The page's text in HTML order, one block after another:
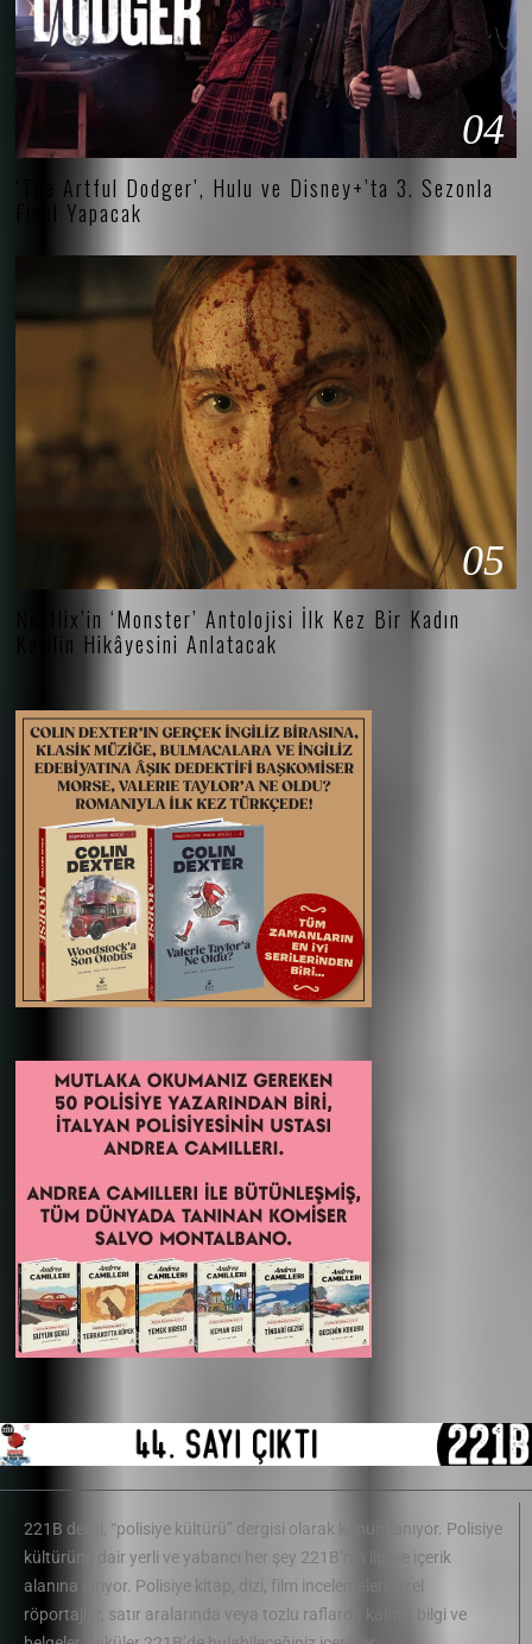
04
‘The Artful Dodger’, Hulu ve Disney+’ta 3. Sezonla
Final Yapacak
05
Netflix’in ‘Monster’ Antolojisi İlk Kez Bir Kadın
Katilin Hikâyesini Anlatacak
221B dergi, “polisiye kültürü” dergisi olarak konumlanıyor. Polisiye
kültürüne dair yerli ve yabancı her şey 221B’nin ilgi ve içerik
alanına giriyor. Polisiye kitap, dizi, film incelemeleri, özel
röportajlar, satır aralarında veya tozlu raflarda kalmış bilgi ve